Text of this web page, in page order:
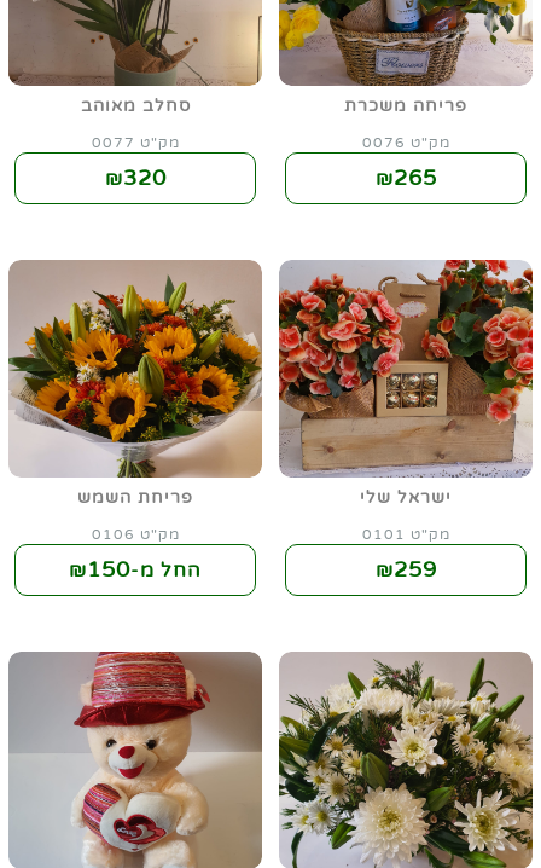
פריחה משכרת
מק"ט 0076
₪265
סחלב מאוהב
מק"ט 0077
₪320
ישראל שלי
מק"ט 0101
₪259
פריחת השמש
מק"ט 0106
החל מ-₪150